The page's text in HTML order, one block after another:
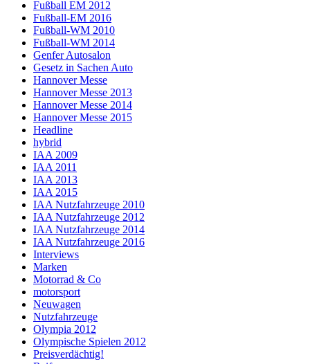
Fußball EM 2012
Fußball-EM 2016
Fußball-WM 2010
Fußball-WM 2014
Genfer Autosalon
Gesetz in Sachen Auto
Hannover Messe
Hannover Messe 2013
Hannover Messe 2014
Hannover Messe 2015
Headline
hybrid
IAA 2009
IAA 2011
IAA 2013
IAA 2015
IAA Nutzfahrzeuge 2010
IAA Nutzfahrzeuge 2012
IAA Nutzfahrzeuge 2014
IAA Nutzfahrzeuge 2016
Interviews
Marken
Motorrad & Co
motorsport
Neuwagen
Nutzfahrzeuge
Olympia 2012
Olympische Spielen 2012
Preisverdächtig!